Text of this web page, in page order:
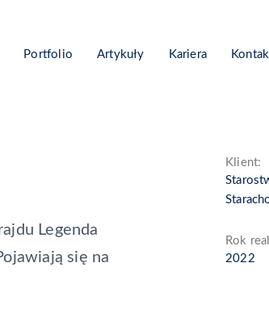
Portfolio Artykuły Kariera
Legenda
się na
Klient:
Rok
2022